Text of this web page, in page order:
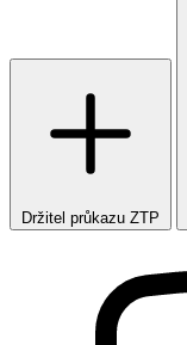
Držitel průkazu ZTP